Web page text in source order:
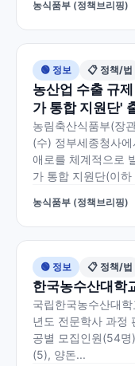
농식품부 (정책브리핑)
🟢 정보 📋 정책/법
농산업 수출 규
가 통합 지원단'
농림축산식품부(장
(수) 정부세종청사
애로를 체계적으로
가 통합 지원단(이
농식품부 (정책브리핑)
🟢 정보 📋 정책/법
한국농수산대학
국립한국농수산대
년도 전문학사 과정
공별 모집인원(54
(5), 양돈...